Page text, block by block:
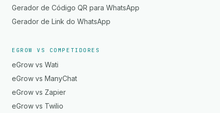
Gerador de Código QR para WhatsApp
Gerador de Link do WhatsApp
EGROW VS COMPETIDORES
eGrow vs Wati
eGrow vs ManyChat
eGrow vs Zapier
eGrow vs Twilio